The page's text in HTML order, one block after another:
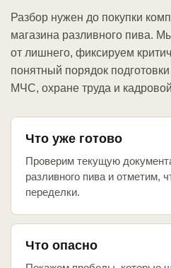
Разбор нужен до покупки
магазина разливного пива.
от лишнего, фиксируем
понятный порядок
МЧС, охране труда и
Что уже готово
Проверим текущую
разливного пива и отметим,
переделки.
Что опасно